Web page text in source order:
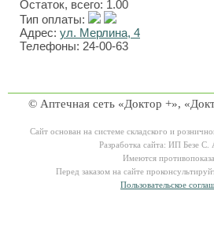
Остаток, всего: 1.00
Тип оплаты:
Адрес: ул. Мерлина, 4
Телефоны: 24-00-63
© Аптечная сеть «Доктор +»,
Сайт основан на системе складского и
Разработка сайта: ИП Безе С.
Имеются
Перед заказом на сайте
Пользовательское